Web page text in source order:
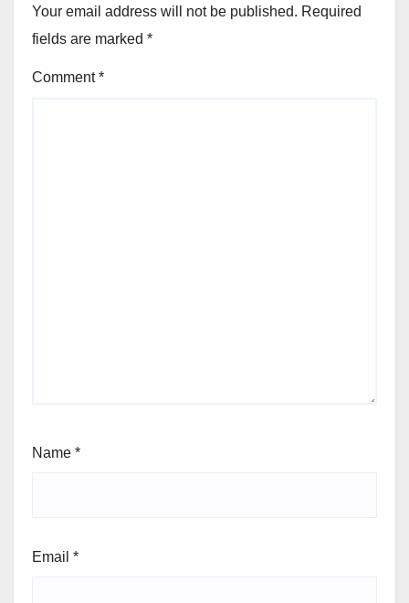
Your email address will not be published. Required
fields are marked *
Comment*
Name *
Email *